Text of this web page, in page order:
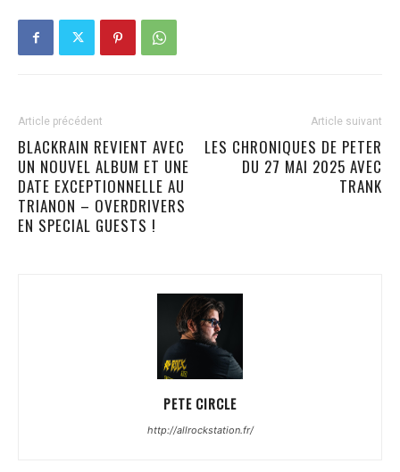
Article précédent
BLACKRAIN REVIENT AVEC
UN NOUVEL ALBUM ET UNE
DATE EXCEPTIONNELLE AU
TRIANON – OVERDRIVERS
EN SPECIAL GUESTS !
Article suivant
LES CHRONIQUES DE PETER
DU 27 MAI 2025 AVEC
TRANK
PETE CIRCLE
http://allrockstation.fr/